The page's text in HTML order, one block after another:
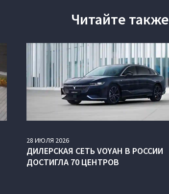
Читайте также
28 ИЮЛЯ 2026
ДИЛЕРСКАЯ СЕТЬ VOYAH В РОССИИ
ДОСТИГЛА 70 ЦЕНТРОВ